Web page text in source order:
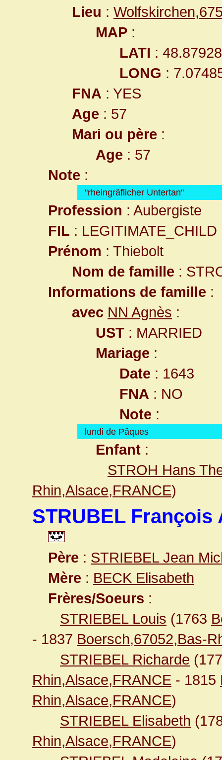
Lieu :
MAP :
LATI :
LONG :
FNA : YES
Age : 57
Mari ou père :
Age : 57
Note :
"rheingräflicher Untertan"
Profession : Aubergiste
FIL : LEGITIMATE_CHILD
Prénom : Thiebolt
Nom de famille :
Informations de famille :
avec NN Agnès :
UST : MARRIED
Mariage :
Date : 1643
FNA : NO
Note :
lundi de Pâques
Enfant :
STROH Hans
Rhin,Alsace,FRANCE)
STRUBEL François
Père : STRIEBEL Jean
Mère : BECK Elisabeth
Frères/Soeurs :
STRIEBEL Louis (1763
- 1837 Boersch,67052,Bas-
STRIEBEL Richarde
Rhin,Alsace,FRANCE - 1815
Rhin,Alsace,FRANCE)
STRIEBEL Elisabeth
Rhin,Alsace,FRANCE)